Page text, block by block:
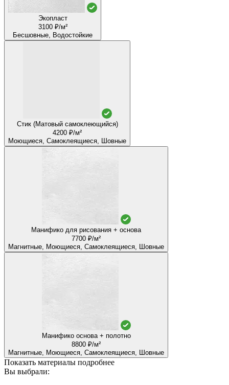
Экопласт
3100 ₽/м²
Бесшовные, Водостойкие
Стик (Матовый самоклеющийся)
4200 ₽/м²
Моющиеся, Самоклеящиеся, Шовные
Манифико для рисования + основа
7700 ₽/м²
Магнитные, Моющиеся, Самоклеящиеся, Шовные
Манифико основа + полотно
8800 ₽/м²
Магнитные, Моющиеся, Самоклеящиеся, Шовные
Показать материалы подробнее
Вы выбрали: